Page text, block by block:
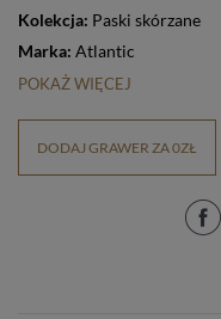
Kolekcja: Paski skórzane
Marka: Atlantic
POKAŻ WIĘCEJ
DODAJ GRAWER ZA 0ZŁ